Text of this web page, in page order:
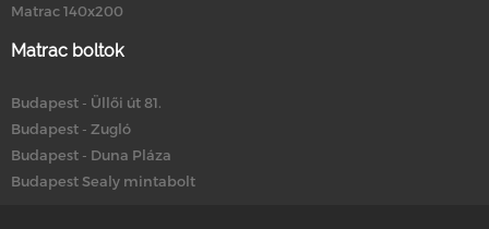
Matrac 140x200
Matrac boltok
Budapest - Üllői út 81.
Budapest - Zugló
Budapest - Duna Pláza
Budapest Sealy mintabolt